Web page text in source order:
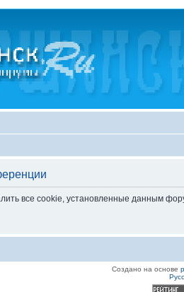
все cookie, установленные данным
Создано на основе